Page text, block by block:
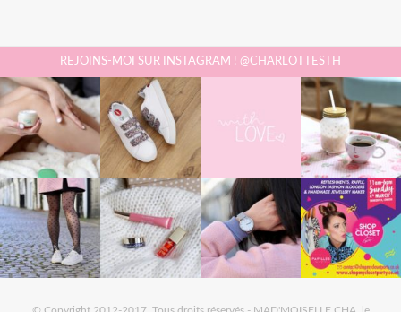
REJOINS-MOI SUR INSTAGRAM ! @CHARLOTTESTH